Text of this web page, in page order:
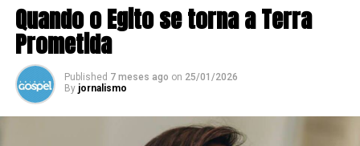
Quando o Egito se torna a Terra
Prometida
Published 7 meses ago on 25/01/2026
By jornalismo